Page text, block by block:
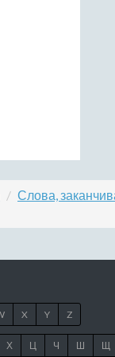
Слова,
X Y Z
Х Ц Ч Ш Щ